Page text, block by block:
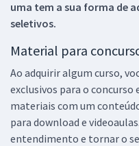
uma tem a sua forma de
seletivos.
Material para
Ao adquirir algum curso,
exclusivos para o concurso
materiais com um
para download e
entendimento e tornar o